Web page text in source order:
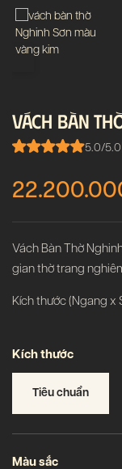
VÁCH BÀN
5.0/5.0
Vách Bàn Thờ
gian thờ trang
Kích thước (Ngang x
Kích thước
Tiêu chuẩn
Màu sắc